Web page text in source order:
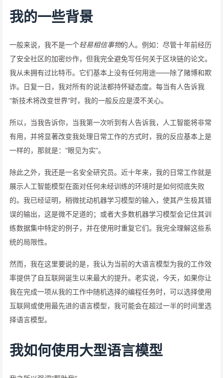
我的一些背景
一般来说，我不是一个轻易相信事物的人。例如：尽管十年前经历
了安全社区的加密炒作，但我完全避免写任何关于区块链的论文。
我从未拥有过比特币。它们基本上没有任何用途——除了赌博和欺
诈。日复一日，我对所有的说法都持怀疑态度。每当有人告诉我
“新技术将改变世界”时，我的一般反应是漠不关心。
所以，当我告诉你，当我第一次听到有人告诉我，人工智能将非常
有用，并将显著改变我处理日常工作的方式时，我的反应基本上是
一样的，那就是：“眼见为实”。
除此之外，我还是一名安全研究员。近十年来，我的日常工作就是
展示人工智能模型在面对任何未经训练的环境时是如何彻底失败
的。我已经证明，稍微扰动机器学习模型的输入，使其产生极其错
误的输出，这是微不足道的；或者大多数机器学习模型会记住其训
练数据集中特定的例子，并在使用时重复它们。我完全理解这些系
统的局限性。
然而，我在这里要说的是，我认为当前的大语言模型为我的工作效
率提供了自互联网诞生以来最大的提升。老实说，今天，如果你让
我在完成一项从我的工作中随机选择的编程任务时，可以选择使用
互联网或使用最先进的语言模型，我可能会在超过一半的时间里选
择语言模型。
我如何使用大型语言模型